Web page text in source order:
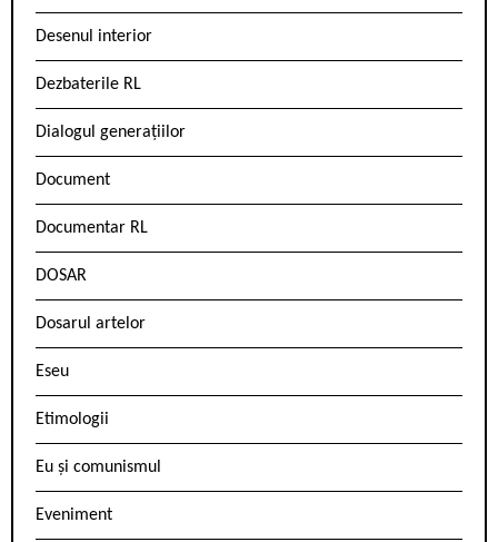
Desenul interior
Dezbaterile RL
Dialogul generațiilor
Document
Documentar RL
DOSAR
Dosarul artelor
Eseu
Etimologii
Eu și comunismul
Eveniment